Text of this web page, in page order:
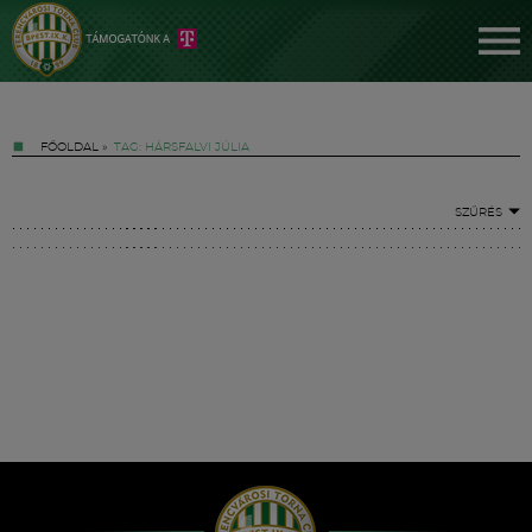
FŐOLDAL » TAG: HÁRSFALVI JÚLIA
SZŰRÉS
Hírek